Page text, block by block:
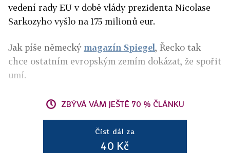
vedení rady EU v době vlády prezidenta Nicolase
Sarkozyho vyšlo na 175 milionů eur.
Jak píše německý magazín Spiegel, Řecko tak
chce ostatním evropským zemím dokázat, že spořit
umí.
ZBÝVÁ VÁM JEŠTĚ 70 % ČLÁNKU
Číst dál za
40 Kč